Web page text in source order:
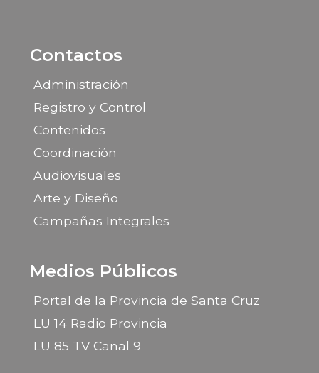
Contactos
Administración
Registro y Control
Contenidos
Coordinación
Audiovisuales
Arte y Diseño
Campañas Integrales
Medios Públicos
Portal de la Provincia de Santa Cruz
LU 14 Radio Provincia
LU 85 TV Canal 9